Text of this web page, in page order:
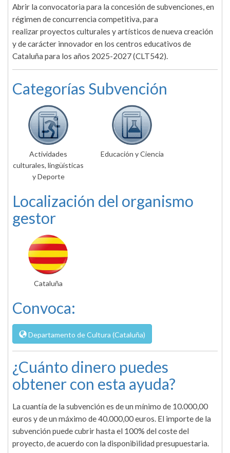
Abrir la convocatoria para la concesión de subvenciones, en
régimen de concurrencia competitiva, para
realizar proyectos culturales y artísticos de nueva creación
y de carácter innovador en los centros educativos de
Cataluña para los años 2025-2027 (CLT542).
Categorías Subvención
Actividades
culturales, lingüísticas
y Deporte
Educación y Ciencia
Localización del organismo
gestor
Cataluña
Convoca:
Departamento de Cultura (Cataluña)
¿Cuánto dinero puedes
obtener con esta ayuda?
La cuantía de la subvención es de un mínimo de 10.000,00
euros y de un máximo de 40.000,00 euros. El importe de la
subvención puede cubrir hasta el 100% del coste del
proyecto, de acuerdo con la disponibilidad presupuestaria.